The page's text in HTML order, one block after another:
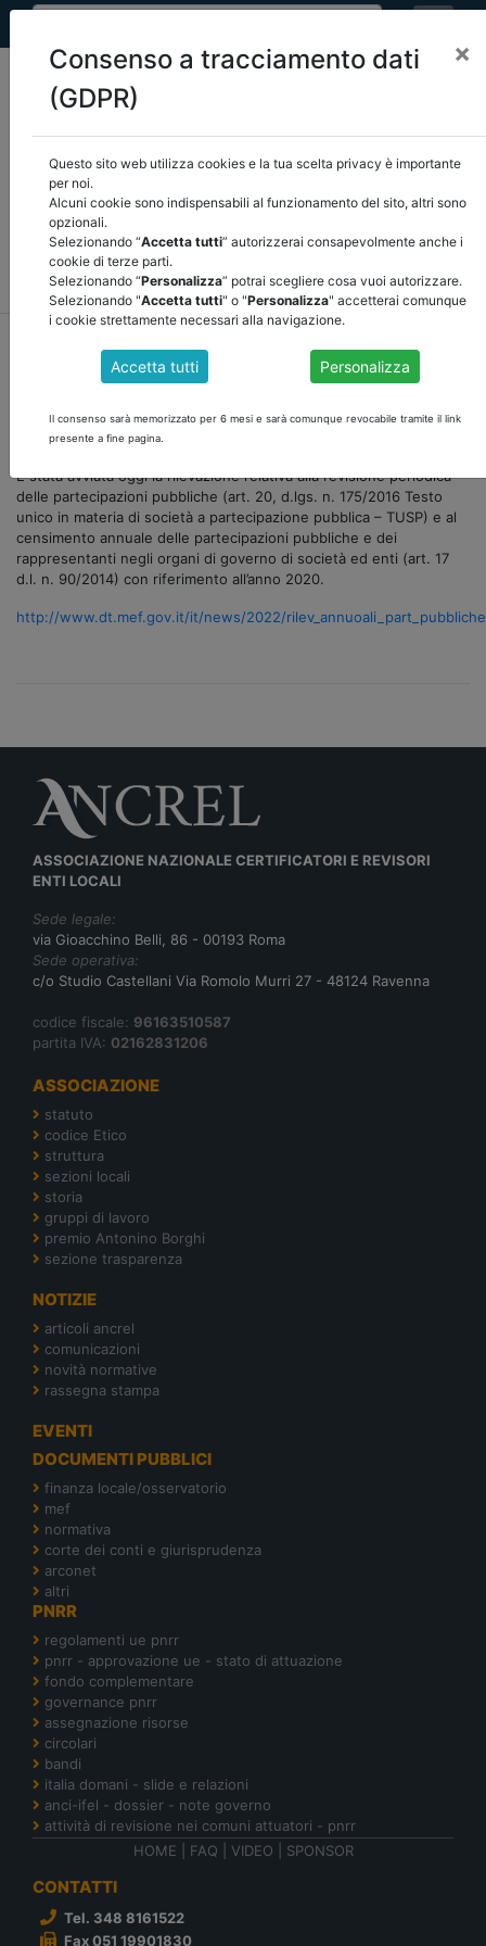
Seleziona una categoria:
COMUNICAZIONI
RASSEGNA STAMPA VEDI TUTTE
AL VIA LA RILEVAZIONE ANNUALE DELLE
PARTECIPAZIONI PUBBLICHE
È stata avviata oggi la rilevazione relativa alla revisione periodica
delle partecipazioni pubbliche (art. 20, d.lgs. n. 175/2016 Testo
unico in materia di società a partecipazione pubblica – TUSP) e al
censimento annuale delle partecipazioni pubbliche e dei
rappresentanti negli organi di governo di società ed enti (art. 17
d.l. n. 90/2014) con riferimento all’anno 2020.
http://www.dt.mef.gov.it/it/news/2022/
ASSOCIAZIONE NAZIONALE CERTIFICATORI E REVISORI
ENTI LOCALI
Sede legale:
via Gioacchino Belli, 86 - 00193 Roma
Sede operativa:
c/o Studio Castellani Via Romolo Murri 27 - 48124 Ravenna
codice fiscale: 96163510587
partita IVA: 02162831206
ASSOCIAZIONE
statuto
codice Etico
struttura
sezioni locali
storia
gruppi di lavoro
premio Antonino Borghi
sezione trasparenza
NOTIZIE
articoli ancrel
comunicazioni
novità normative
rassegna stampa
EVENTI
DOCUMENTI PUBBLICI
finanza locale/osservatorio
mef
normativa
corte dei conti e giurisprudenza
arconet
altri
PNRR
regolamenti ue pnrr
pnrr - approvazione ue - stato di attuazione
fondo complementare
governance pnrr
assegnazione risorse
circolari
bandi
italia domani - slide e relazioni
anci-ifel - dossier - note governo
attività di revisione nei comuni attuatori - pnrr
HOME
FAQ VIDEO SPONSOR
CONTATTI
Tel. 348 8161522
Fax 051 19901830
Consenso a tracciamento dati
(GDPR)
×
Questo sito web utilizza cookies e la tua scelta privacy è importante
per noi.
Alcuni cookie sono indispensabili al funzionamento del sito, altri sono
opzionali.
Selezionando “Accetta tutti” autorizzerai consapevolmente anche i
cookie di terze parti.
Selezionando “Personalizza” potrai scegliere cosa vuoi autorizzare.
Selezionando "Accetta tutti" o "Personalizza" accetterai comunque
i cookie strettamente necessari alla navigazione.
Accetta tutti Personalizza
Il consenso sarà memorizzato per 6 mesi e sarà comunque revocabile tramite il link
presente a fine pagina.